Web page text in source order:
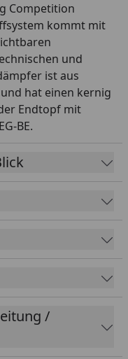
Competition
kommt mit
und
ist aus
hat einen kernig
Endtopf mit
BE.
/